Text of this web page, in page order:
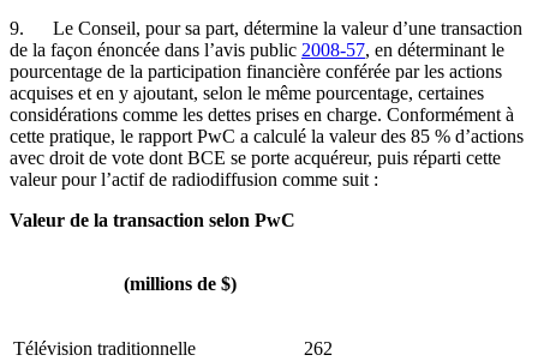
9. Le Conseil, pour sa part, détermine la valeur d’une transaction
de la façon énoncée dans l’avis public 2008-57, en déterminant le
pourcentage de la participation financière conférée par les actions
acquises et en y ajoutant, selon le même pourcentage, certaines
considérations comme les dettes prises en charge. Conformément à
cette pratique, le rapport PwC a calculé la valeur des 85 % d’actions
avec droit de vote dont BCE se porte acquéreur, puis réparti cette
valeur pour l’actif de radiodiffusion comme suit :
Valeur de la transaction selon PwC
(millions de $)
Télévision traditionnelle 262